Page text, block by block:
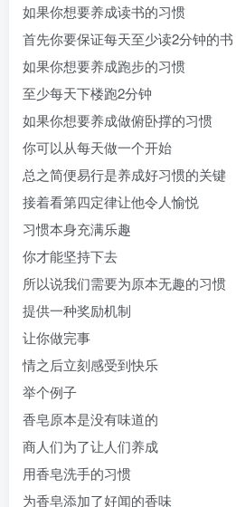
如果你想要养成读书的习惯
首先你要保证每天至少读2分钟的书
如果你想要养成跑步的习惯
至少每天下楼跑2分钟
如果你想要养成做俯卧撑的习惯
你可以从每天做一个开始
总之简便易行是养成好习惯的关键
接着看第四定律让他令人愉悦
习惯本身充满乐趣
你才能坚持下去
所以说我们需要为原本无趣的习惯
提供一种奖励机制
让你做完事
情之后立刻感受到快乐
举个例子
香皂原本是没有味道的
商人们为了让人们养成
用香皂洗手的习惯
为香皂添加了好闻的香味